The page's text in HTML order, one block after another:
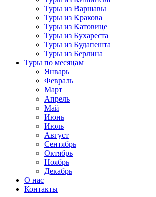
Туры из Варшавы
Туры из Кракова
Туры из Катовице
Туры из Бухареста
Туры из Будапешта
Туры из Берлина
Туры по месяцам
Январь
Февраль
Март
Апрель
Май
Июнь
Июль
Август
Сентябрь
Октябрь
Ноябрь
Декабрь
О нас
Контакты